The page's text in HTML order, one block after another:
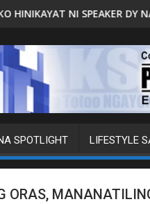
NA MAKILAHOK SA PAGBUO
SPOTLIGHT LIFESTYLE
ORAS,